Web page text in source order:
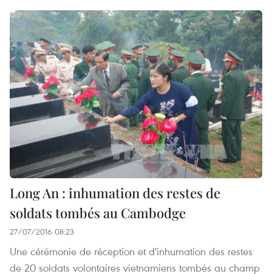
Long An : inhumation des restes de
soldats tombés au Cambodge
27/07/2016 08:23
Une cérémonie de réception et d'inhumation des restes
de 20 soldats volontaires vietnamiens tombés au champ